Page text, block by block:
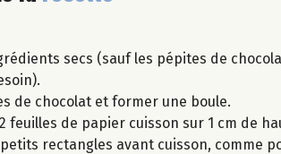
secs (sauf les pépites de
de chocolat et former une boule.
de papier cuisson sur 1 cm de
rectangles avant cuisson, comme